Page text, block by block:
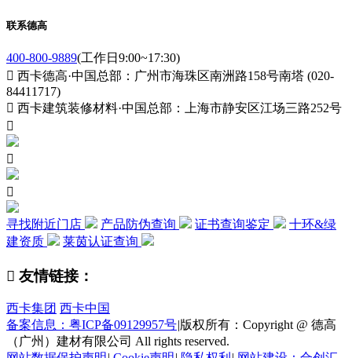
联系德高
400-800-9889(工作日9:00~17:30)
 西卡德高·中国总部：广州市海珠区南洲路158号南塔 (020-
84411717)
 西卡建筑装修材料·中国总部：上海市静安区江场三路252号



寻找附近门店 产品防伪查询 证书查询鉴定
十环&绿
建资质
莱茵认证查询
 友情链接：
西卡集团 西卡中国
备案信息：粤ICP备09129957号|版权所有：Copyright @ 德高
（广州）建材有限公司 All rights reserved.